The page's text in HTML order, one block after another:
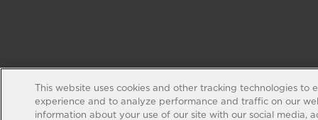
This website uses cookies and other tracking technologies to
experience and to analyze performance and traffic on our
information about your use of our site with our social media,